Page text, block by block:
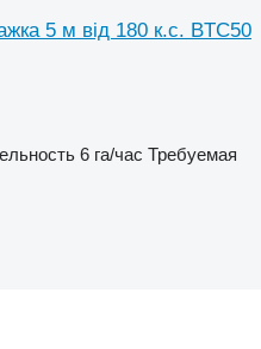
5 м від 180 к.с. BTC50
6 га/час Требуемая